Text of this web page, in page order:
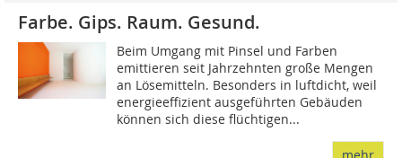
Farbe. Gips. Raum. Gesund.
Beim Umgang mit Pinsel und Farben
emittieren seit Jahrzehnten große Mengen
an Lösemitteln. Besonders in luftdicht, weil
energieeffizient ausgeführten Gebäuden
können sich diese flüchtigen...